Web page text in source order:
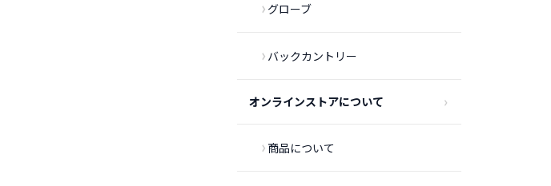
グローブ
バックカントリー
オンラインストアについて
商品について